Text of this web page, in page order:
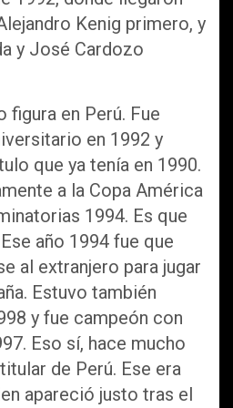
Kenig primero, y
y José Cardozo
figura en Perú. Fue
en 1992 y
que ya tenía en 1990.
a la Copa América
1994. Es que
año 1994 fue que
al extranjero para jugar
Estuvo también
y fue campeón con
Eso sí, hace mucho
de Perú. Ese era
apareció justo tras el